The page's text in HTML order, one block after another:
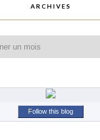
ARCHIVES
Follow this blog